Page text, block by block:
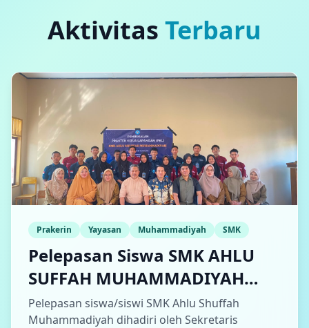
Aktivitas Terbaru
Prakerin Yayasan Muhammadiyah SMK
Pelepasan Siswa SMK AHLU
SUFFAH MUHAMMADIYAH
BANTAENG ke Dunia Industri
Pelepasan siswa/siswi SMK Ahlu Shuffah
Muhammadiyah dihadiri oleh Sekretaris